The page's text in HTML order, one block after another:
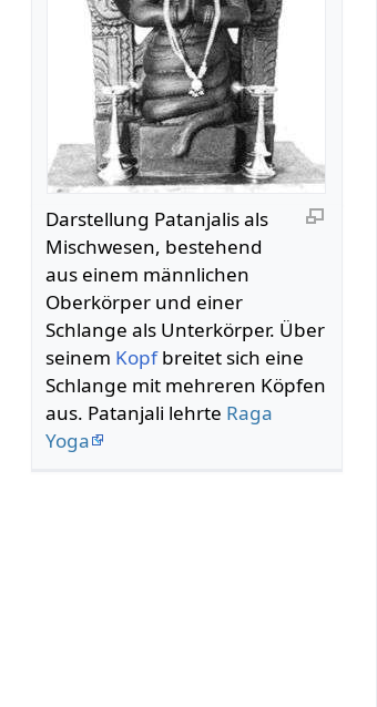
Darstellung Patanjalis als
Mischwesen, bestehend
aus einem männlichen
Oberkörper und einer
Schlange als Unterkörper. Über
seinem Kopfbreitet sich eine
Schlange mit mehreren Köpfen
aus. Patanjali lehrte Raga
Yoga